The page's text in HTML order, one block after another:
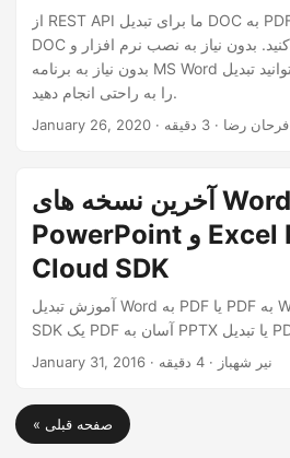
از REST API ما برای تبدیل DOC به PDF یا حتی PDF به فرمت
DOC به صورت آنلاین استفاده کنید. بدون نیاز به نصب نرم افزار و
بدون نیاز به برنامه MS Word می توانید تبدیل DOC/DOCX به PDF
را به راحتی انجام دهید.
January 26, 2020 · فرحان رضا · 3 دقیقه
آخرین نسخه های Word، PDF،
PowerPoint و Excel Processing
Cloud SDK
آموزش تبدیل Word به PDF یا PDF به Word. با استفاده از Cloud
January 31, 2016 · نیر شهباز · 4 دقیقه
« صفحه قبلی